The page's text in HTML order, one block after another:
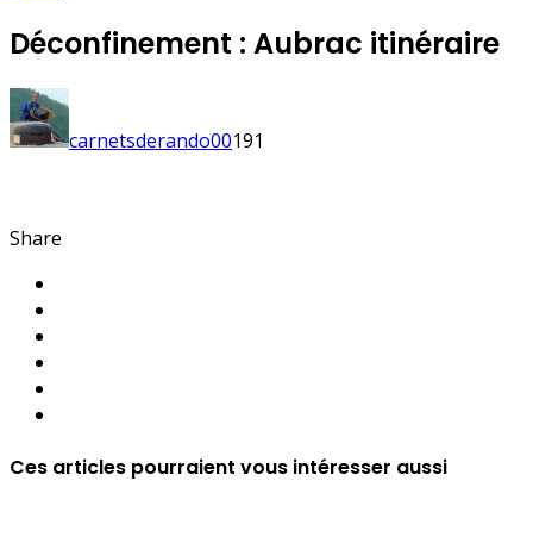
Déconfinement : Aubrac itinéraire
carnetsderando00191
Share
Ces articles pourraient vous intéresser aussi